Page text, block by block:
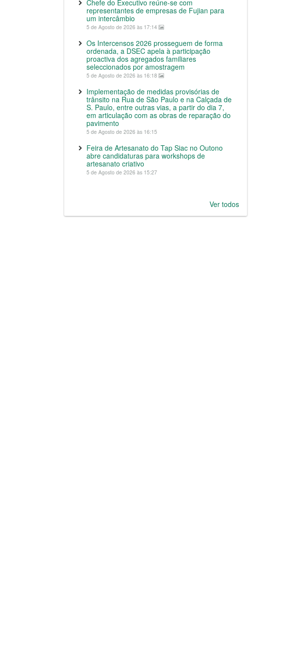
Chefe do Executivo reúne-se com
representantes de empresas de Fujian para
um intercâmbio
5 de Agosto de 2026 às 17:14
Os Intercensos 2026 prosseguem de forma
ordenada, a DSEC apela à participação
proactiva dos agregados familiares
seleccionados por amostragem
5 de Agosto de 2026 às 16:18
Implementação de medidas provisórias de
trânsito na Rua de São Paulo e na Calçada de
S. Paulo, entre outras vias, a partir do dia 7,
em articulação com as obras de reparação do
pavimento
5 de Agosto de 2026 às 16:15
Feira de Artesanato do Tap Siac no Outono
abre candidaturas para workshops de
artesanato criativo
5 de Agosto de 2026 às 15:27
Ver todos